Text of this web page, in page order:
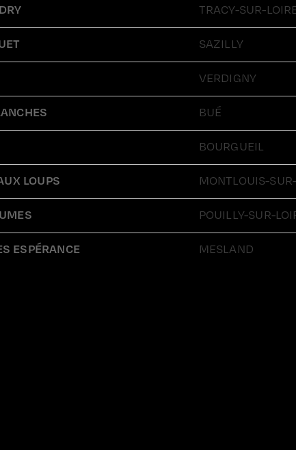
TRACY-SUR-
SAZILLY
VERDIGNY
BUÉ
BOURGUEIL
LOUPS MONTLOUIS-
POUILLY-SUR-
ESPÉRANCE MESLAND